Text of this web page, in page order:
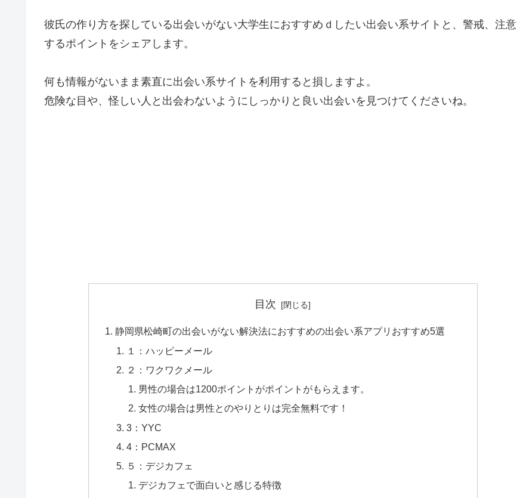
彼氏の作り方を探している出会いがない大学生におすすめｄしたい出会い系サイトと、警戒、注意
するポイントをシェアします。
何も情報がないまま素直に出会い系サイトを利用すると損しますよ。
危険な目や、怪しい人と出会わないようにしっかりと良い出会いを見つけてくださいね。
目次
静岡県松崎町の出会いがない解決法におすすめの出会い系アプリおすすめ5選
１：ハッピーメール
２：ワクワクメール
男性の場合は1200ポイントがポイントがもらえます。
女性の場合は男性とのやりとりは完全無料です！
3：YYC
4：PCMAX
５：デジカフェ
デジカフェで面白いと感じる特徴